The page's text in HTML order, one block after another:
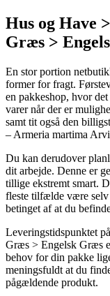
Hus og Have
Græs >
En stor portion
former for fragt.
en pakkeshop, hvor
varer når der er
samt tit også den
– Armeria martima
Du kan derudover
dit arbejde. Denne er
tillige ekstremt smart.
fleste tilfælde være selv
betinget af at du
Leveringstidspunktet
Græs > Engelsk Græs
behov for din pakke
meningsfuldt at du
pågældende produkt.